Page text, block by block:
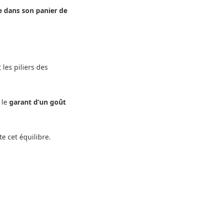
dans son panier de
les piliers des
le garant d’un goût
cet équilibre.